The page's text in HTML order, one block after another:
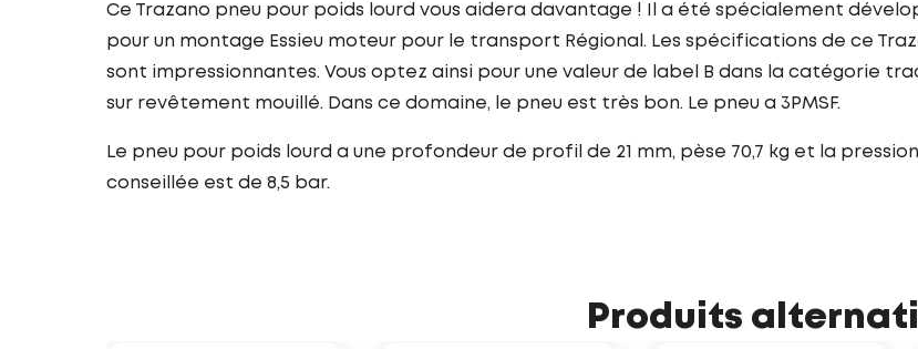
Ce Trazano pneu pour poids lourd vous aidera davantage ! Il a été spécialement
pour un montage Essieu moteur pour le transport Régional. Les spécifications de ce
sont impressionnantes. Vous optez ainsi pour une valeur de label B dans la catégorie
sur revêtement mouillé. Dans ce domaine, le pneu est très bon. Le pneu a 3PMSF.
Le pneu pour poids lourd a une profondeur de profil de 21 mm, pèse 70,7 kg et la pression
conseillée est de 8,5 bar.
Produits